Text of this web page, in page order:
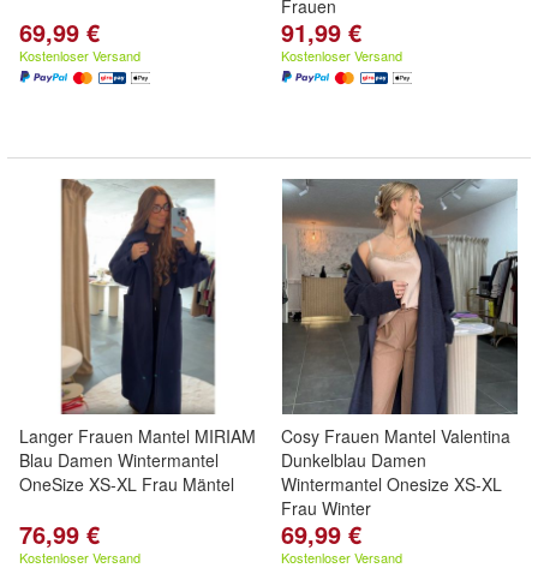
69,99 €
Kostenloser Versand
Frauen
91,99 €
Kostenloser Versand
Langer Frauen Mantel MIRIAM
Blau Damen Wintermantel
OneSize XS-XL Frau Mäntel
76,99 €
Kostenloser Versand
Cosy Frauen Mantel Valentina
Dunkelblau Damen
Wintermantel Onesize XS-XL
Frau Winter
69,99 €
Kostenloser Versand